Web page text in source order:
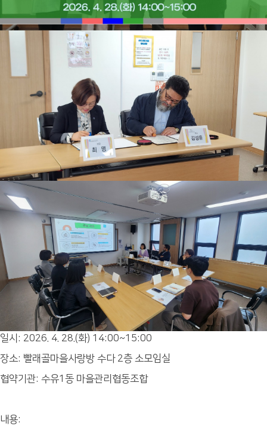
일시: 2026. 4. 28.(화) 14:00~15:00
장소: 빨래골마을사랑방 수다 2층 소모임실
협약기관: 수유1동 마을관리협동조합
내용: